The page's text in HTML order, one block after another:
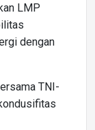
LMP
dengan
TNI-